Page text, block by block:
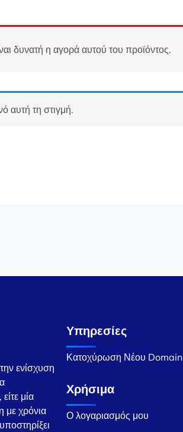
δυνατή η αγορά αυτού του προϊόντος.
αυτή τη στιγμή.
ενίσχυση
μία
με χρόνια
Υπηρεσίες
Κατοχύρωση Νέου Domain
Χρήσιμα
Ο λογαριασμός μου